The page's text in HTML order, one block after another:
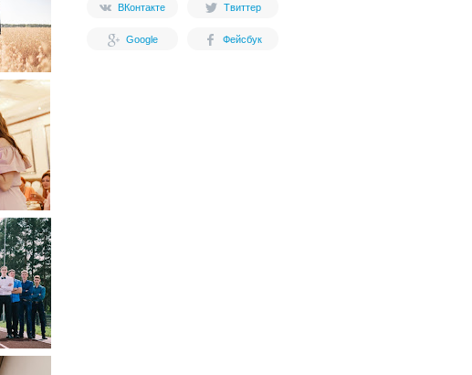
ВКонтакте Твиттер
Google Фейсбук